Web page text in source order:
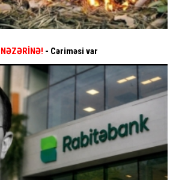
NƏZƏRİNƏ! - Cəriməsi var